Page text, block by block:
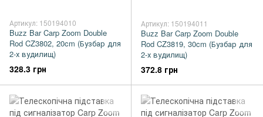
Артикул: 150194010
Buzz Bar Carp Zoom Double
Rod CZ3802, 20cm (Бузбар для
2-х вудилищ)
328.3 грн
Артикул: 150194011
Buzz Bar Carp Zoom Double
Rod CZ3819, 30cm (Бузбар для
2-х вудилищ)
372.8 грн